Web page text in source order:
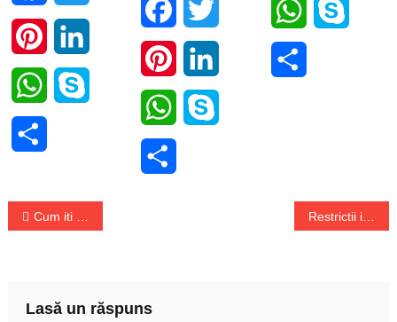
Pinterest
WhatsApp
Facebook
Pinterest
WhatsApp
WhatsApp
Navigare
Cum iti alegi o incaltaminte de protectie confortabila? Restrictii in Bucuresti – programul mall-uri si teraselor va fi micsorat
Lasă un răspuns